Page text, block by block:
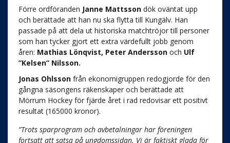
Förre ordföranden Janne Mattssondök oväntat upp
och berättade att han nu ska flytta till Kungälv. Han
passade på att dela ut historiska matchtröjor till personer
som han tycker gjort ett extra värdefullt jobb genom
åren: Mathias Lönqvist, Peter Anderssonoch Ulf
”Kelsen” Nilsson.
Jonas Ohlssonfrån ekonomigruppen redogjorde för den
gångna säsongens räkenskaper och berättade att
Mörrum Hockey för fjärde året i rad redovisar ett positivt
resultat (165000 kronor).
”Trots sparprogram och avbetalningar har föreningen
fortsatt att satsa på ungdomssidan. Vi är faktiskt glada för